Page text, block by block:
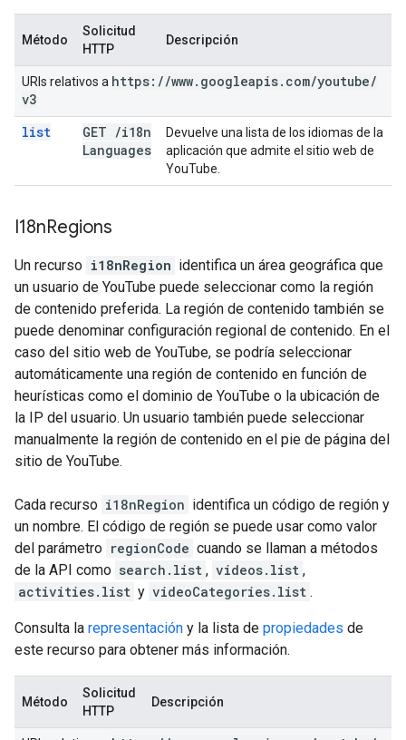
Método
Solicitud
HTTP
Descripción
URIs relativos a https: //www. googleapis. com/youtube/
v3
list
GET /i18n
Languages
Devuelve una lista de los idiomas de la
aplicación que admite el sitio web de
YouTube.
I18nRegions
Un recurso i18nRegion identifica un área geográfica que
un usuario de YouTube puede seleccionar como la región
de contenido preferida. La región de contenido también se
puede denominar configuración regional de contenido. En el
caso del sitio web de YouTube, se podría seleccionar
automáticamente una región de contenido en función de
heurísticas como el dominio de YouTube o la ubicación de
la IP del usuario. Un usuario también puede seleccionar
manualmente la región de contenido en el pie de página del
sitio de YouTube.
Cada recurso i18nRegion identifica un código de región y
un nombre. El código de región se puede usar como valor
del parámetro regionCode cuando se llaman a métodos
de la API como search.list , videos.list ,
activities.list y videoCategories.list .
Consulta la representación y la lista de propiedades de
este recurso para obtener más información.
Método
Solicitud
HTTP
Descripción